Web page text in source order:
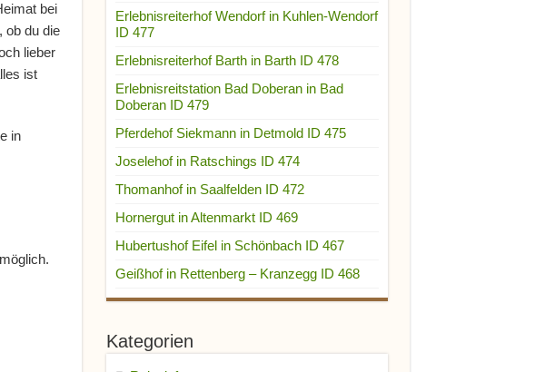
bei
ob du die
lieber
ist
in
Erlebnisreiterhof Wendorf in Kuhlen-Wendorf
ID 477
Erlebnisreiterhof Barth in Barth ID 478
Erlebnisreitstation Bad Doberan in Bad
Doberan ID 479
Pferdehof Siekmann in Detmold ID 475
Joselehof in Ratschings ID 474
Thomanhof in Saalfelden ID 472
Hornergut in Altenmarkt ID 469
Hubertushof Eifel in Schönbach ID 467
Geißhof in Rettenberg – Kranzegg ID 468
Kategorien